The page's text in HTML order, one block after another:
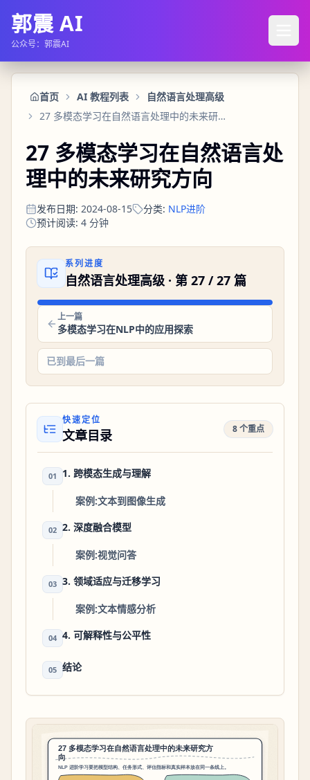
郭震 AI
公众号：郭震AI
首页 AI 教程列表
自然语言处理高级
27 多模态学习在自然语言处理中的未来研究方向
27 多模态学习在自然语言处
理中的未来研究方向
发布日期: 2024-08-15 分类: NLP进阶
预计阅读: 4 分钟
系列进度
自然语言处理高级 · 第 27 /27 篇
上一篇
多模态学习在NLP中的应用探索
已到最后一篇
快速定位
文章目录 8 个重点
01 1. 跨模态生成与理解
案例:文本到图像生成
02 2. 深度融合模型
案例:视觉问答
03 3. 领域适应与迁移学习
案例:文本情感分析
04 4. 可解释性与公平性
05 结论